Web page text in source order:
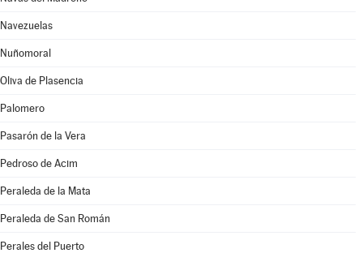
Navezuelas
Nuñomoral
Oliva de Plasencia
Palomero
Pasarón de la Vera
Pedroso de Acim
Peraleda de la Mata
Peraleda de San Román
Perales del Puerto